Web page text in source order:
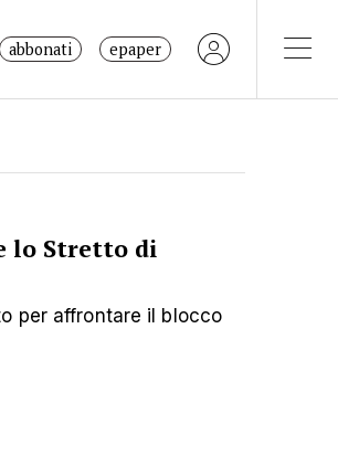
abbonati epaper
lo Stretto di
per affrontare il blocco